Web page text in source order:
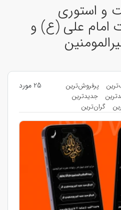
و استوری
امام علی (ع) و
پرفروش‌ترین
جدیدترین
گران‌ترین
25 مورد